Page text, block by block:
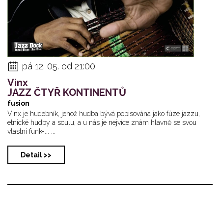
pá 12. 05. od 21:00
Vinx
JAZZ ČTYŘ KONTINENTŮ
fusion
Vinx je hudebník, jehož hudba bývá popisována jako fúze jazzu,
etnické hudby a soulu, a u nás je nejvíce znám hlavně se svou
vlastní funk-... ...
Detail >>